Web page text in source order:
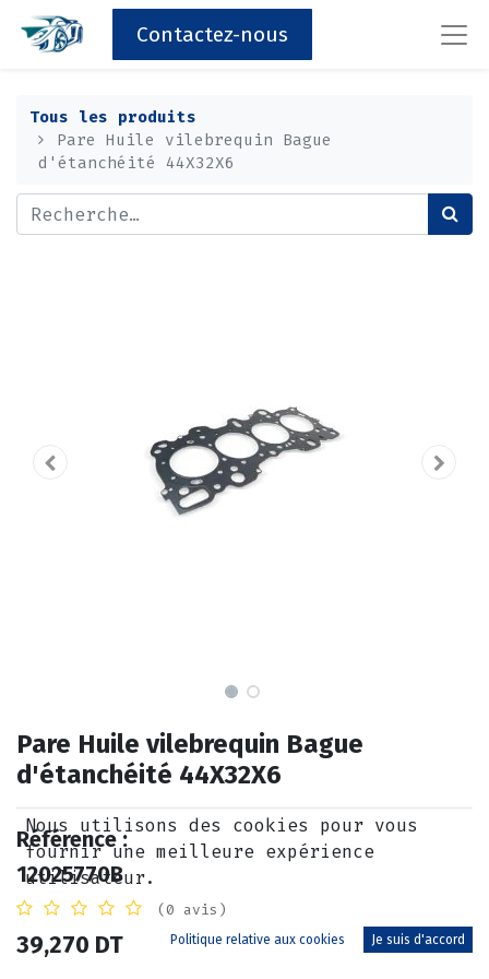
Contactez-nous
Tous les produits
Pare Huile vilebrequin Bague
d'étanchéité 44X32X6
Pare Huile vilebrequin Bague
d'étanchéité 44X32X6
Référence :
12025770B
(0 avis)
39,270 DT
Nous utilisons des cookies pour vous
fournir une meilleure expérience
utilisateur.
Politique relative aux cookies Je suis d'accord